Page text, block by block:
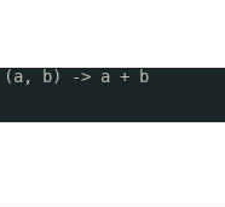
(a, b) -> a + b